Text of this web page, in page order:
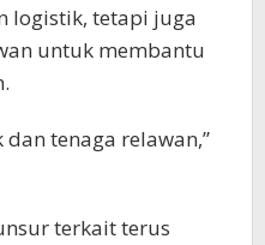
logistik, tetapi juga
untuk membantu
tenaga relawan,”
terkait terus